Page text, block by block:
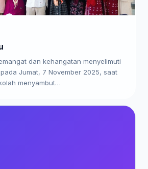
dan kehangatan menyelimuti
pada Jumat, 7 November 2025, saat
menyambut…